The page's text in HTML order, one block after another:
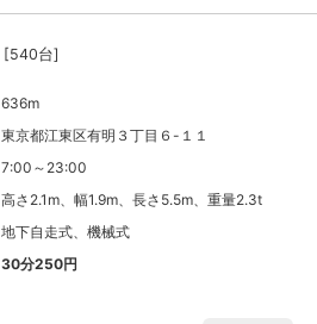
[540台]
636m
東京都江東区有明３丁目６-１１
7:00～23:00
高さ2.1m、幅1.9m、長さ5.5m、重量2.3t
地下自走式、機械式
30分250円